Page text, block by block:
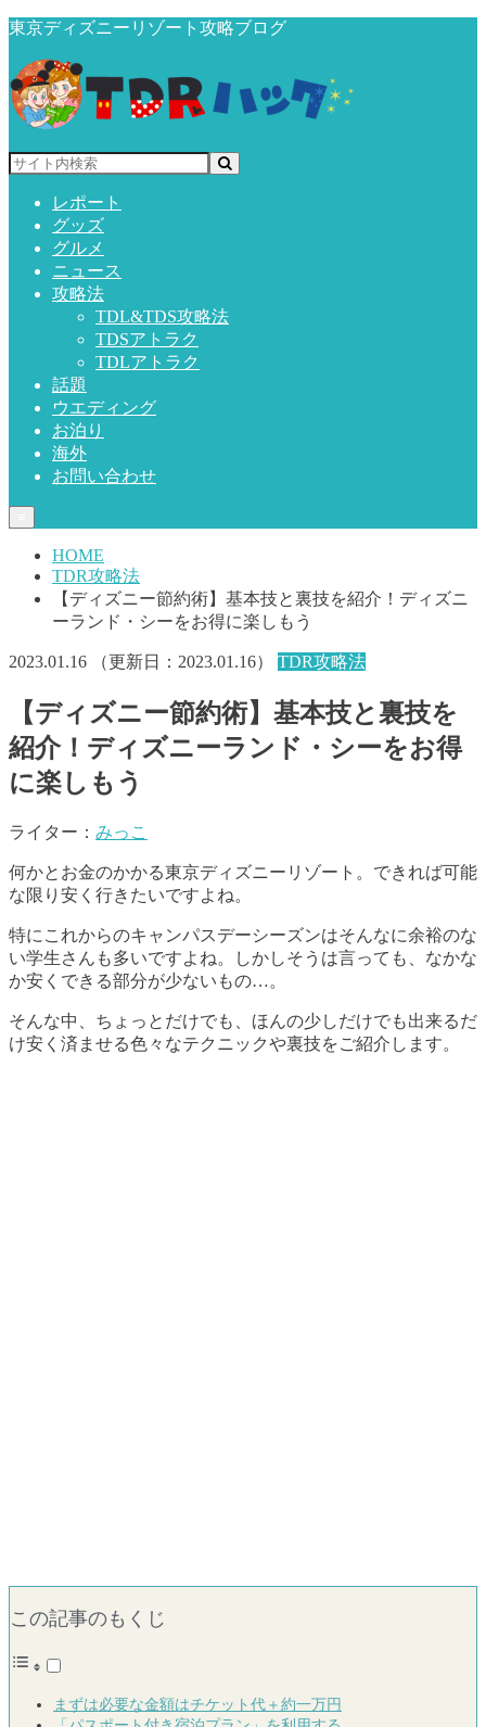
東京ディズニーリゾート攻略ブログ
レポート
グッズ
グルメ
ニュース
攻略法
TDL&TDS攻略法
TDSアトラク
TDLアトラク
話題
ウエディング
お泊り
海外
お問い合わせ
HOME
TDR攻略法
【ディズニー節約術】基本技と裏技を紹介！ディズニ
ーランド・シーをお得に楽しもう
2023.01.16 （更新日： 2023.01.16） TDR攻略法
【ディズニー節約術】基本技と裏技を
紹介！ディズニーランド・シーをお得
に楽しもう
ライター： みっこ
何かとお金のかかる東京ディズニーリゾート。できれば可能
な限り安く行きたいですよね。
特にこれからのキャンパスデーシーズンはそんなに余裕のな
い学生さんも多いですよね。しかしそうは言っても、なかな
か安くできる部分が少ないもの…。
そんな中、ちょっとだけでも、ほんの少しだけでも出来るだ
け安く済ませる色々なテクニックや裏技をご紹介します。
この記事のもくじ
まずは必要な金額はチケット代＋約一万円